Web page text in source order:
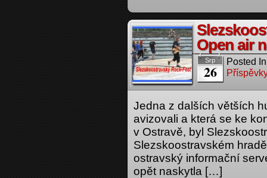
Open air
Srp
26
Posted
Jedna z dalších větších
avizovali a která se ke
v Ostravě, byl
Slezskoostravském
ostravský informační
opět naskytla […]